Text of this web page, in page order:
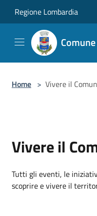
Regione Lombardia
Home > Vivere il
Vivere il
Tutti gli eventi, le
scoprire e vivere il